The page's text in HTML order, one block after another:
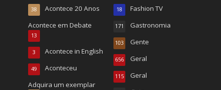
Acontece 20 Anos
38
Acontece em Debate
13
Acontece in English
3
Aconteceu
49
Adquira um exemplar
Fashion TV
18
Gastronomia
171
Gente
103
Geral
656
Geral
115